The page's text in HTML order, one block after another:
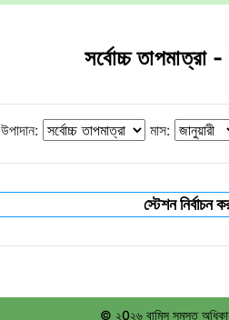
সর্বোচ্চ তাপমাত্রা
উপাদান: মাস:
স্টেশন নির্বাচন
© ২0২৬ বামিস সমস্ত